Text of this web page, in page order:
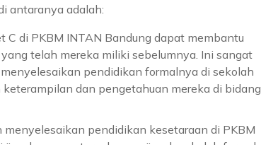
antaranya adalah:
C di PKBM INTAN Bandung dapat membantu
telah mereka miliki sebelumnya. Ini sangat
pendidikan formalnya di sekolah
dan pengetahuan mereka di bidang
menyelesaikan pendidikan kesetaraan di PKBM